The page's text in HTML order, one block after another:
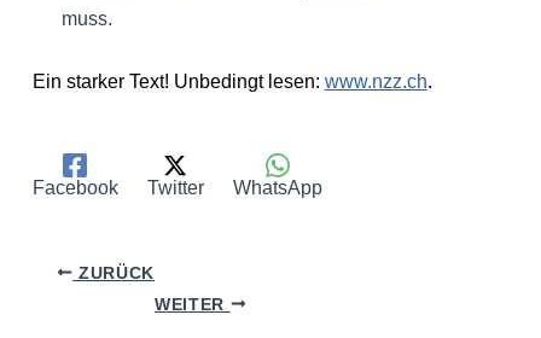
muss.
Ein starker Text! Unbedingt lesen: www.nzz.ch.
Facebook Twitter WhatsApp
ZURÜCK
WEITER